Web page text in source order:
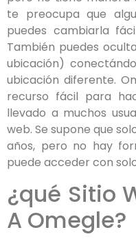
te preocupa que
puedes cambiarla
También puedes
ubicación)
ubicación diferente.
recurso fácil para
llevado a muchos
web. Se supone que
años, pero no hay
puede acceder con
¿qué Sitio
A Omegle?